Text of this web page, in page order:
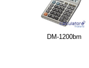
DM-1200bm